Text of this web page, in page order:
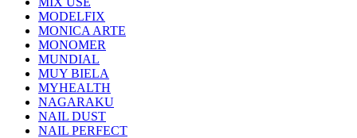
MODELFIX
MONICA ARTE
MONOMER
MUNDIAL
MUY BIELA
MYHEALTH
NAGARAKU
NAIL DUST
NAIL PERFECT